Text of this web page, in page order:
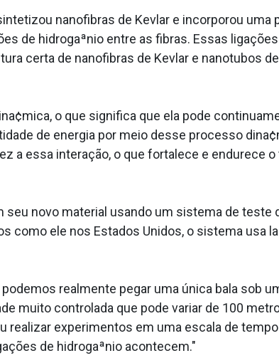
nanofibras de Kevlar e incorporou
de hidrogaªnio entre as fibras. Essas
certa de nanofibras de Kevlar e nanotubos
o que significa que ela pode
de energia por meio desse processo
a essa interação, o que fortalece e endurece
seu novo material usando um sistema de
como ele nos Estados Unidos, o sistema usa
realmente pegar uma única bala sob
muito controlada que pode variar de 100
realizar experimentos em uma escala de
de hidrogaªnio acontecem."